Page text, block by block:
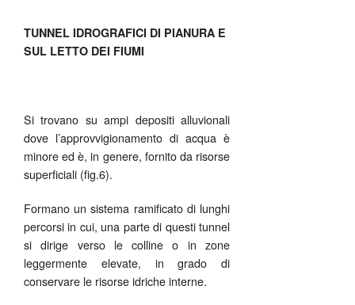
TUNNEL IDROGRAFICI DI PIANURA E
SUL LETTO DEI FIUMI
Si trovano su ampi depositi alluvionali
dove l’approvvigionamento di acqua è
minore ed è, in genere, fornito da risorse
superficiali (fig.6).
Formano un sistema ramificato di lunghi
percorsi in cui, una parte di questi tunnel
si dirige verso le colline o in zone
leggermente elevate, in grado di
conservare le risorse idriche interne.